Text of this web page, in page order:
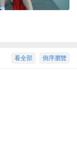
倒序瀏覽
看全部